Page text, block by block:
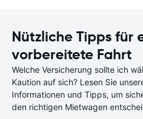
Nützliche Tipps für
vorbereitete Fahrt
Welche Versicherung sollte ich
Kaution auf sich? Lesen Sie
Informationen und Tipps, um
den richtigen Mietwagen